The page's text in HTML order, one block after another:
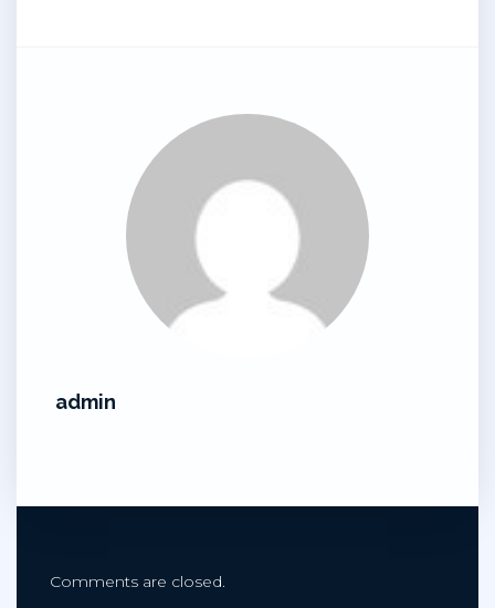
admin
Comments are closed.